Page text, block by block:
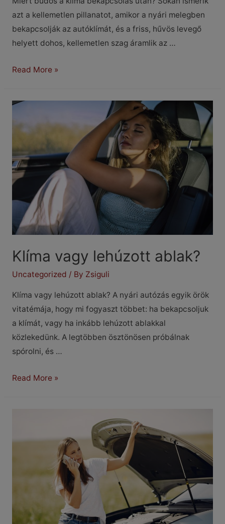
azt a kellemetlen pillanatot, amikor a nyári melegben
bekapcsolják az autóklímát, és a friss, hűvös levegő
helyett dohos, kellemetlen szag áramlik az …
Miért
bekapcsolás
Read More »
Klíma vagy lehúzott ablak?
Uncategorized / By Zsiguli
Klíma vagy lehúzott ablak? A nyári autózás egyik örök
vitatémája, hogy mi fogyaszt többet: ha bekapcsoljuk
a klímát, vagy ha inkább lehúzott ablakkal
közlekedünk. A legtöbben ösztönösen próbálnak
spórolni, és …
Klíma
Read More »